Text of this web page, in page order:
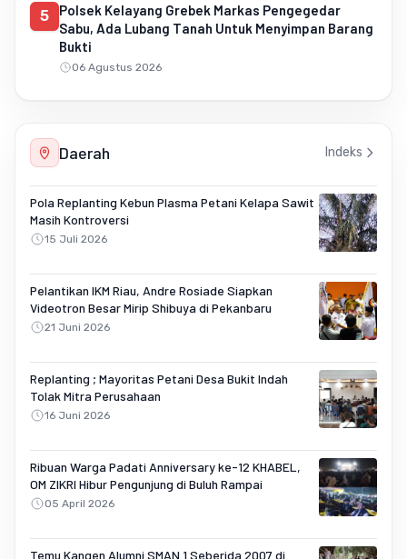
5
Polsek Kelayang Grebek Markas Pengegedar
Sabu, Ada Lubang Tanah Untuk Menyimpan Barang
Bukti
06 Agustus 2026
Daerah Indeks
Pola Replanting Kebun Plasma Petani Kelapa Sawit
Masih Kontroversi
15 Juli 2026
Pelantikan IKM Riau, Andre Rosiade Siapkan
Videotron Besar Mirip Shibuya di Pekanbaru
21 Juni 2026
Replanting ; Mayoritas Petani Desa Bukit Indah
Tolak Mitra Perusahaan
16 Juni 2026
Ribuan Warga Padati Anniversary ke-12 KHABEL,
OM ZIKRI Hibur Pengunjung di Buluh Rampai
05 April 2026
Temu Kangen Alumni SMAN 1 Seberida 2007 di